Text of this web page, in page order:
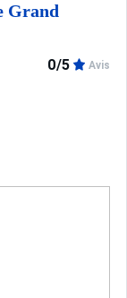
Grand
0/5 Avis